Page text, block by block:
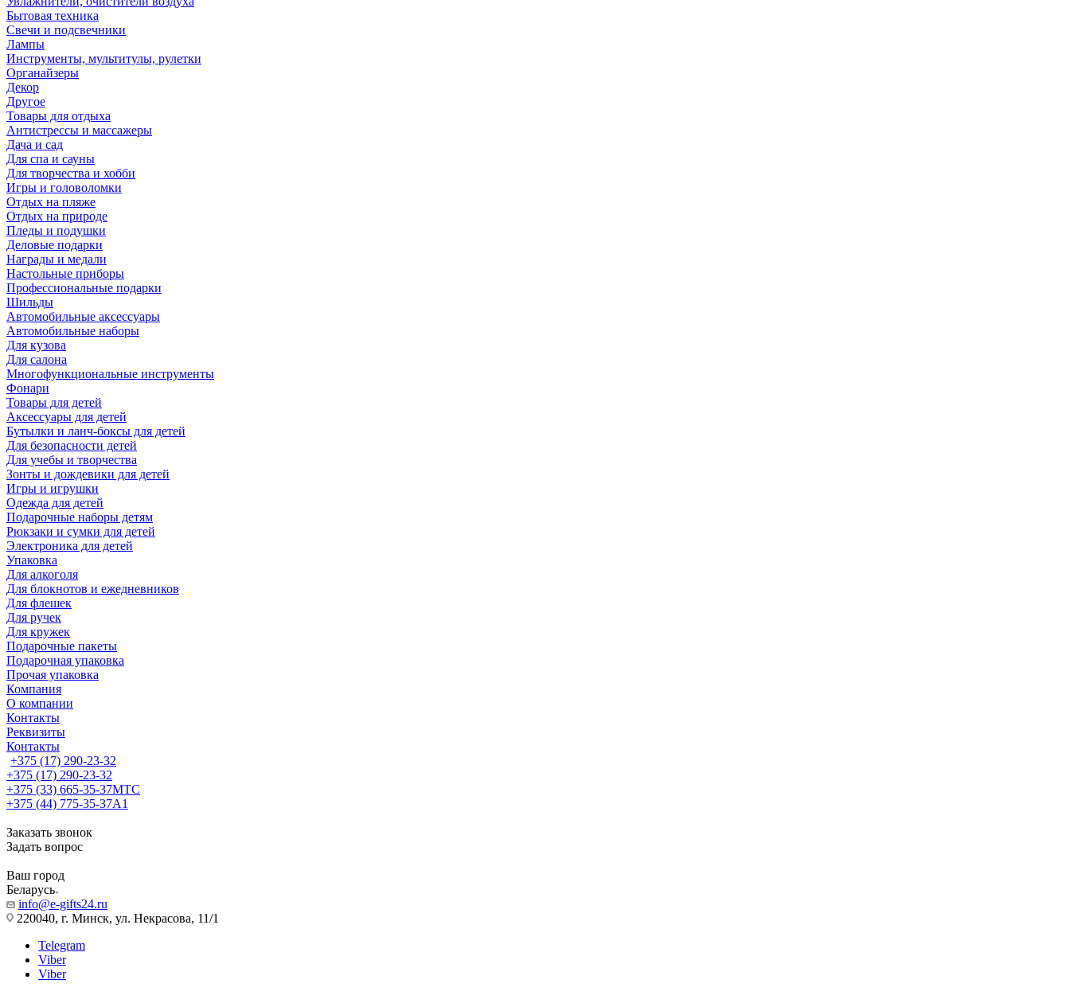
Бытовая техника
Свечи и подсвечники
Лампы
Инструменты, мультитулы, рулетки
Органайзеры
Декор
Другое
Товары для отдыха
Антистрессы и массажеры
Дача и сад
Для спа и сауны
Для творчества и хобби
Игры и головоломки
Отдых на пляже
Отдых на природе
Пледы и подушки
Деловые подарки
Награды и медали
Настольные приборы
Профессиональные подарки
Шильды
Автомобильные аксессуары
Автомобильные наборы
Для кузова
Для салона
Многофункциональные инструменты
Фонари
Товары для детей
Аксессуары для детей
Бутылки и ланч-боксы для детей
Для безопасности детей
Для учебы и творчества
Зонты и дождевики для детей
Игры и игрушки
Одежда для детей
Подарочные наборы детям
Рюкзаки и сумки для детей
Электроника для детей
Упаковка
Для алкоголя
Для блокнотов и ежедневников
Для флешек
Для ручек
Для кружек
Подарочные пакеты
Подарочная упаковка
Прочая упаковка
Компания
О компании
Контакты
Реквизиты
Контакты
+375 (17) 290-23-32
+375 (17) 290-23-32
+375 (33) 665-35-37МТС
+375 (44) 775-35-37А1
Заказать звонок
Задать вопрос
Ваш город
Беларусь
info@e-gifts24.ru
220040, г. Минск, ул. Некрасова, 11/1
Telegram
Viber
Viber